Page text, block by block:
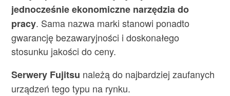
jednocześnie ekonomiczne narzędzia do
pracy. Sama nazwa marki stanowi ponadto
gwarancję bezawaryjności i doskonałego
stosunku jakości do ceny.
Serwery Fujitsu należą do najbardziej zaufanych
urządzeń tego typu na rynku.